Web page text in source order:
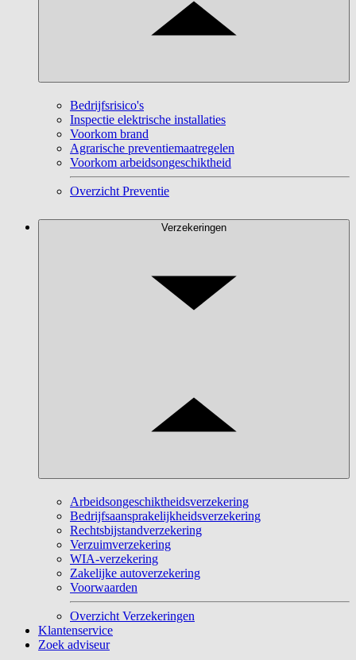
Bedrijfsrisico's
Inspectie elektrische installaties
Voorkom brand
Agrarische preventiemaatregelen
Voorkom arbeidsongeschiktheid
Overzicht Preventie
Verzekeringen
Arbeidsongeschiktheidsverzekering
Bedrijfsaansprakelijkheidsverzekering
Rechtsbijstandverzekering
Verzuimverzekering
WIA-verzekering
Zakelijke autoverzekering
Voorwaarden
Overzicht Verzekeringen
Klantenservice
Zoek adviseur